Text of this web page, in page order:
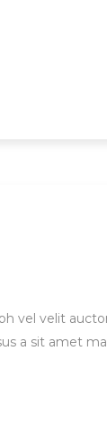
vel velit
a sit amet